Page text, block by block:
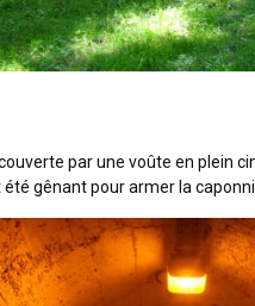
par une voûte en plein
gênant pour armer la